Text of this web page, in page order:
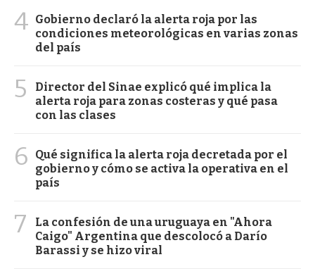
4 Gobierno declaró la alerta roja por las
condiciones meteorológicas en varias zonas
del país
5
Director del Sinae explicó qué implica la
alerta roja para zonas costeras y qué pasa
con las clases
6
Qué significa la alerta roja decretada por el
gobierno y cómo se activa la operativa en el
país
7
La confesión de una uruguaya en "Ahora
Caigo" Argentina que descolocó a Darío
Barassi y se hizo viral